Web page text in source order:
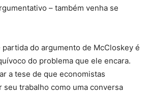
– também venha se
do argumento de McCloskey é
do problema que ele encara.
a tese de que economistas
seu trabalho como uma conversa